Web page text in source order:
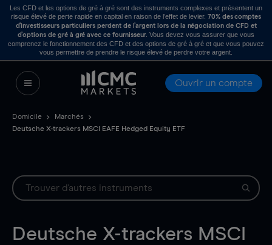
Les CFD et les options de gré à gré sont des instruments complexes et présentent un
risque élevé de perte rapide en capital en raison de l’effet de levier. 70% des comptes
d’investisseurs particuliers perdent de l’argent lors de la négociation de CFD et
d’options de gré à gré avec ce fournisseur . Vous devez vous assurer que vous
comprenez le fonctionnement des CFD et des options de gré à gré et que vous pouvez
vous permettre de prendre le risque élevé de perdre votre argent.
Ouvrir un compte
Domicile
Marchés
Deutsche X-trackers MSCI EAFE Hedged Equity ETF
Deutsche X-trackers MSCI